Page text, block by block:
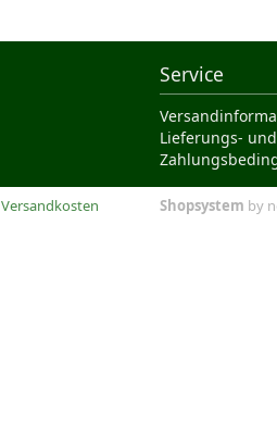
Service
Lieferungs- und
Versandkosten Shopsystem by